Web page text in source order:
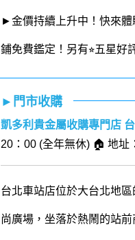
►金價持續上升中！快來
鋪免費鑑定！ 另有⭐︎五星好
►門市收購
凱多利貴金屬收購專門店
20：00 (全年無休) 🏠 地址
台北車站店位於大台北地
尚廣場，坐落於熱鬧的站